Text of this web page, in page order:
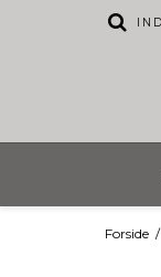
Forside /